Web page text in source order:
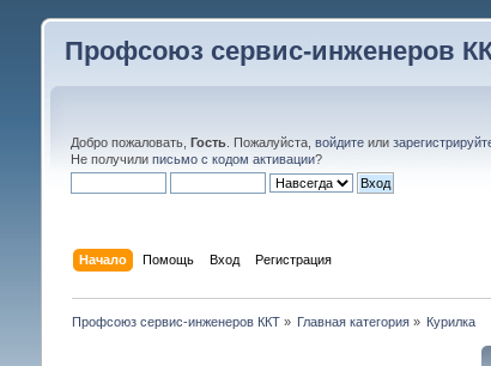
Профсоюз сервис-инженеров
Добро пожаловать, Гость. Пожалуйста, войдитеили
Не получили письмо с кодом активации?
Начало Помощь Вход Регистрация
Профсоюз сервис-инженеров ККТ» Главная категория » Курилка